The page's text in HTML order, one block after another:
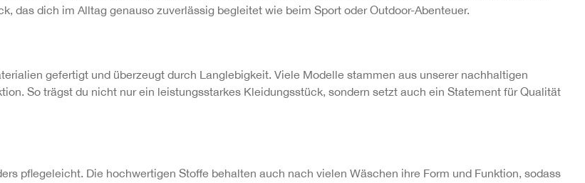
das dich im Alltag genauso zuverlässig begleitet wie beim Sport oder Outdoor-Abenteuer.
gefertigt und überzeugt durch Langlebigkeit. Viele Modelle stammen aus unserer nachhaltigen
So trägst du nicht nur ein leistungsstarkes Kleidungsstück, sondern setzt auch ein Statement für Qualität
pflegeleicht. Die hochwertigen Stoffe behalten auch nach vielen Wäschen ihre Form und Funktion, sodass